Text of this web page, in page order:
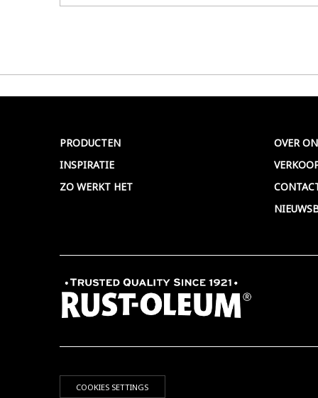
PRODUCTEN
INSPIRATIE
ZO WERKT HET
OVER
COOKIES SETTINGS